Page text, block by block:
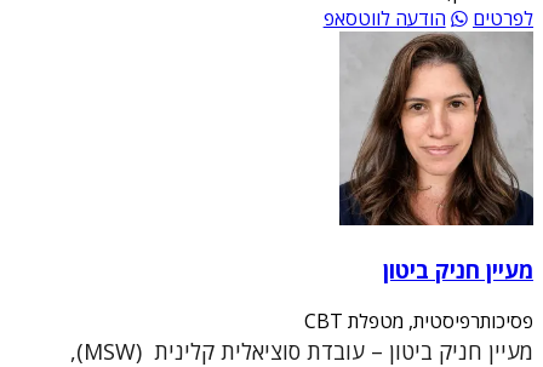
לפרטים
הודעה לווטסאפ
מעיין חניק ביטון
פסיכותרפיסטית, מטפלת CBT
מעיין חניק ביטון – עובדת סוציאלית קלינית (MSW),